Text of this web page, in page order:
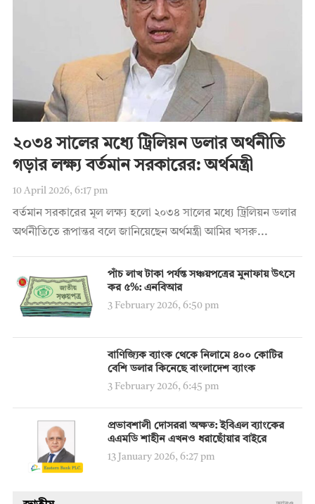
২০৩৪ সালের মধ্যে ট্রিলিয়ন ডলার অর্থনীতি
গড়ার লক্ষ্য বর্তমান সরকারের: অর্থমন্ত্রী
10 April 2026, 6:17 pm
বর্তমান সরকারের মূল লক্ষ্য হলো ২০৩৪ সালের মধ্যে ট্রিলিয়ন ডলার
অর্থনীতিতে রূপান্তর বলে জানিয়েছেন অর্থমন্ত্রী আমির খসরু...
পাঁচ লাখ টাকা পর্যন্ত সঞ্চয়পত্রের মুনাফায় উৎসে
কর ৫%: এনবিআর
3 February 2026, 6:50 pm
বাণিজ্যিক ব্যাংক থেকে নিলামে ৪০০ কোটির
বেশি ডলার কিনেছে বাংলাদেশ ব্যাংক
3 February 2026, 6:45 pm
প্রভাবশালী দোসররা অক্ষত: ইবিএল ব্যাংকের
এএমডি শাহীন এখনও ধরাছোঁয়ার বাইরে
13 January 2026, 6:27 pm